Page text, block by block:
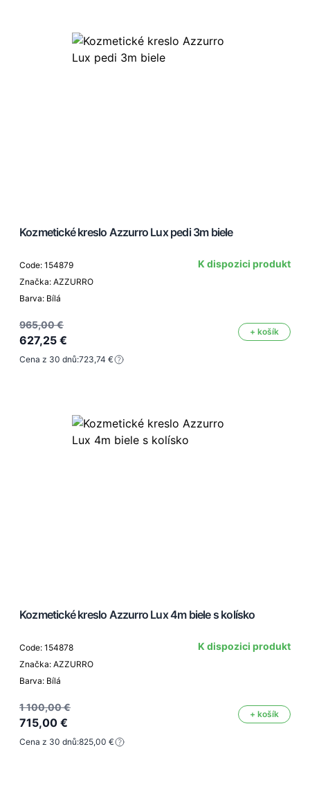
Kozmetické kreslo Azzurro Lux pedi 3m biele
Code: 154879
Značka: AZZURRO
Barva: Bílá
K dispozici produkt
965,00 €
627,25 €
+ košík
Cena z 30 dnů:723,74 €
Kozmetické kreslo Azzurro Lux 4m biele s kolísko
Code: 154878
Značka: AZZURRO
Barva: Bílá
K dispozici produkt
1 100,00 €
715,00 €
+ košík
Cena z 30 dnů:825,00 €